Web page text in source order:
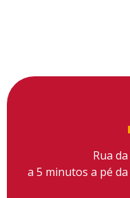
Rua
a 5 minutos a pé